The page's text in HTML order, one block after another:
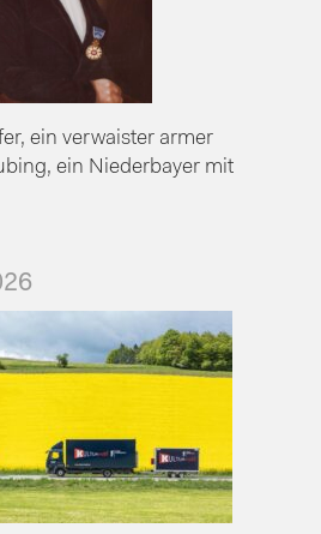
ein verwaister armer
ein Niederbayer mit